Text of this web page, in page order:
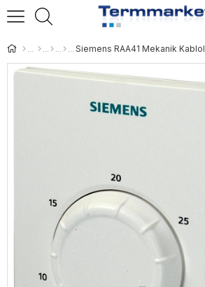
Siemens RAA41 Mekanik